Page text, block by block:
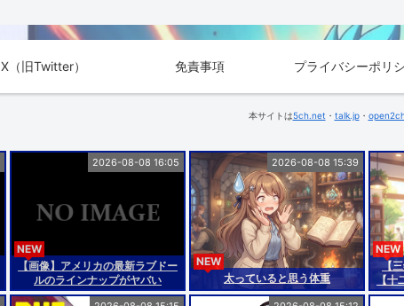
X（旧Twitter） 免責事項 プライバシーポリ
本サイトは5ch.net ・ talk.jp・
【画像】アメリカの最新ラブドー
ルのラインナップがヤバい
wwwwwwwww
NEW
2026-08-08 16:05
太っていると思う体重
NEW
2026-08-08 15:39
【
【十
NEW